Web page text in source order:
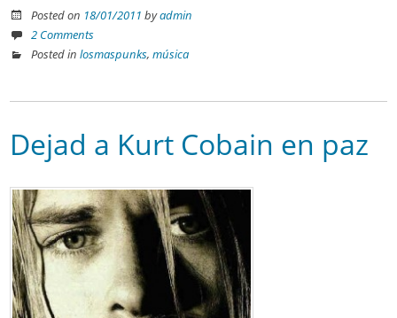
Posted on 18/01/2011 byadmin
2 Comments
Posted inlosmaspunks,música
Dejad a Kurt Cobain en paz